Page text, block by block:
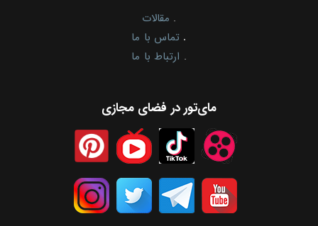
. مقالات
. تماس با ما
. ارتباط با ما
مای‌تور در فضای مجازی